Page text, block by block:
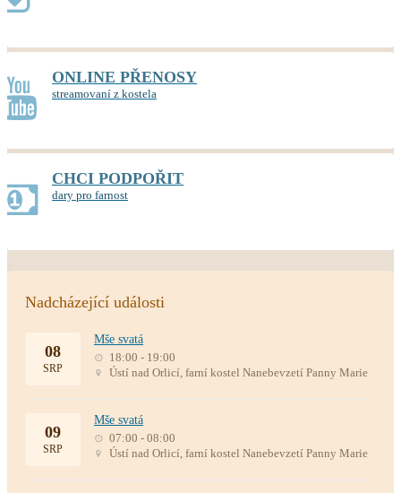
ONLINE PŘENOSY
streamovaní z kostela
CHCI PODPOŘIT
dary pro farnost
Nadcházející události
08
SRP
Mše svatá
18:00 - 19:00
Ústí nad Orlicí, farní kostel Nanebevzetí Panny Marie
09
SRP
Mše svatá
07:00 - 08:00
Ústí nad Orlicí, farní kostel Nanebevzetí Panny Marie